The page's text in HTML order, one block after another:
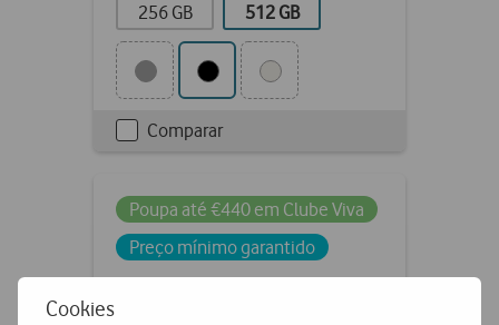
Cookies
256 GB 512 GB
Checkbox
Comparar
Poupa até €440 em Clube Viva
Preço mínimo garantido